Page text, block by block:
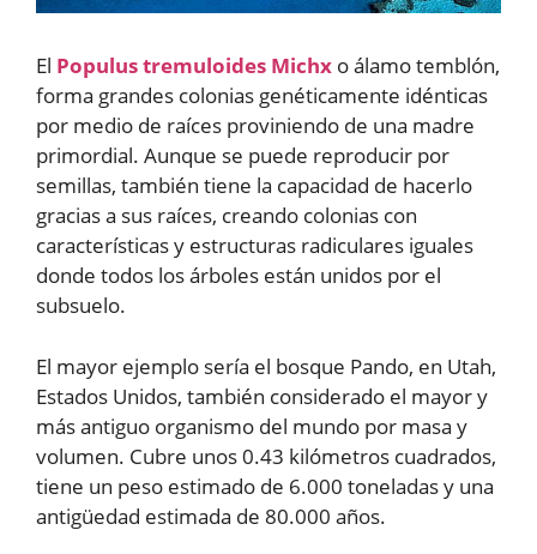
El Populus tremuloides Michx o álamo temblón,
forma grandes colonias genéticamente idénticas
por medio de raíces proviniendo de una madre
primordial. Aunque se puede reproducir por
semillas, también tiene la capacidad de hacerlo
gracias a sus raíces, creando colonias con
características y estructuras radiculares iguales
donde todos los árboles están unidos por el
subsuelo.
El mayor ejemplo sería el bosque Pando, en Utah,
Estados Unidos, también considerado el mayor y
más antiguo organismo del mundo por masa y
volumen. Cubre unos 0.43 kilómetros cuadrados,
tiene un peso estimado de 6.000 toneladas y una
antigüedad estimada de 80.000 años.